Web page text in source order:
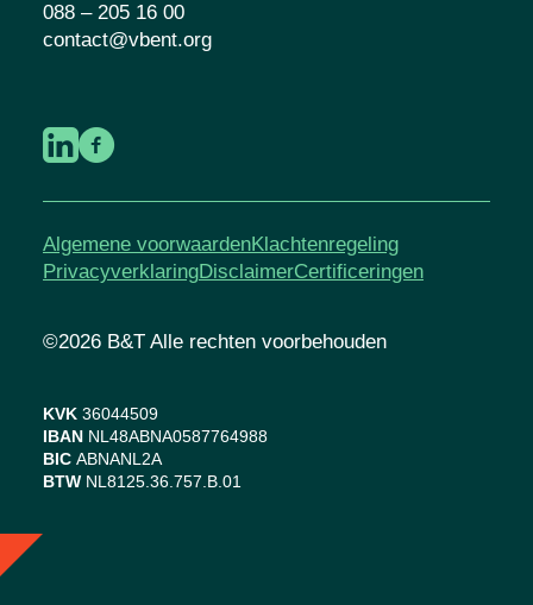
088 – 205 16 00
contact@vbent.org
Algemene voorwaardenKlachtenregeling
PrivacyverklaringDisclaimerCertificeringen
©2026 B&T Alle rechten voorbehouden
KVK 36044509
IBAN NL48ABNA0587764988
BIC ABNANL2A
BTW NL8125.36.757.B.01